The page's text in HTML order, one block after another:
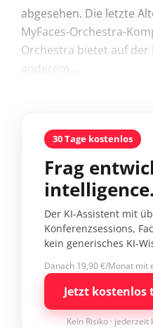
abgesehen. Die letzte
MyFaces-Orchestra-
Orchestra bietet auf der
anderem...
30 Tage kostenlos
Frag
intelligence.
Der KI-Assistent mit
Konferenzsessions,
kein generisches KI-
Danach 19,90 €/Monat mit
Jetzt kostenlos
Kein Risiko · jederzeit